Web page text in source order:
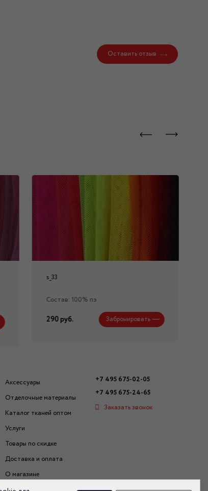
Оставить отзыв
s_33
Состав: 100% пэ
290 руб. Забронировать
Аксессуары
Отделочные материалы
Каталог тканей оптом
Услуги
Товары по скидке
Доставка и оплата
О магазине
+7 495 675-02-05
+7 495 675-24-65
Заказать звонок